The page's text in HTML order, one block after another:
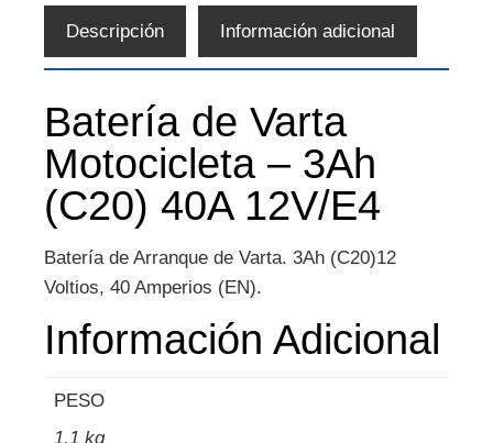
Descripción Información adicional
Batería de Varta
Motocicleta – 3Ah
(C20) 40A 12V/E4
Batería de Arranque de Varta. 3Ah (C20)12
Voltios, 40 Amperios (EN).
Información Adicional
PESO
1,1 kg